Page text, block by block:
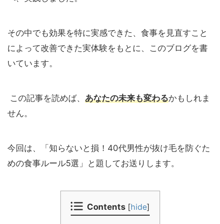
その中でも効果を特に実感できた、食事を見直すこと
によって改善できた実体験をもとに、このブログを書
いています。
この記事を読めば、 あなたの未来も変わるかもしれま
せん。
今回は、「知らないと損！40代男性が抜け毛を防ぐた
めの食事ルール5選」と題してお送りします。
Contents [hide]